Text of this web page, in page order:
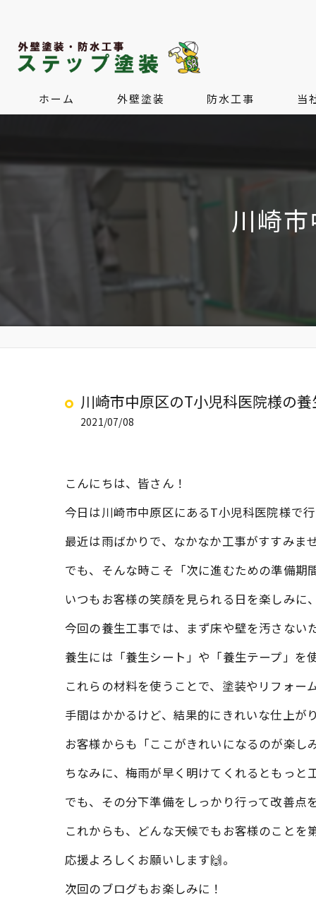
ホーム 外壁塗装 防水工事 当
外構
川崎
川崎市中原区のT小児科医院様の
2021/07/08
こんにちは、皆さん！
今日は川崎市中原区にあるT小児科医院様で
最近は雨ばかりで、なかなか工事がすすみま
でも、そんな時こそ「次に進むための準備期
いつもお客様の笑顔を見られる日を楽しみに
今回の養生工事では、まず床や壁を汚さない
養生には「養生シート」や「養生テープ」を
これらの材料を使うことで、塗装やリフォ
手間はかかるけど、結果的にきれいな仕上
お客様からも「ここがきれいになるのが楽
ちなみに、梅雨が早く明けてくれるともっ
でも、その分下準備をしっかり行って改善点
これからも、どんな天候でもお客様のこと
応援よろしくお願いします🙌。
次回のブログもお楽しみに！